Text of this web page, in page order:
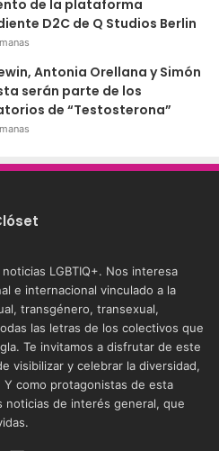
de la plataforma
D2C de Q Studios Berlin
Antonia Orellana y Simón
serán parte de los
de “Testosterona”
LGBTIQ+. Nos interesa
e internacional vinculado a la
transgénero, transexual,
las letras de los colectivos que
Te invitamos a disfrutar de este
visibilizar y celebrar la diversidad,
como protagonistas de esta
noticias de interés general, que